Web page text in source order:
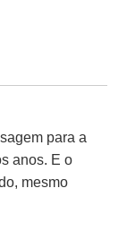
para a
anos. E o
mesmo